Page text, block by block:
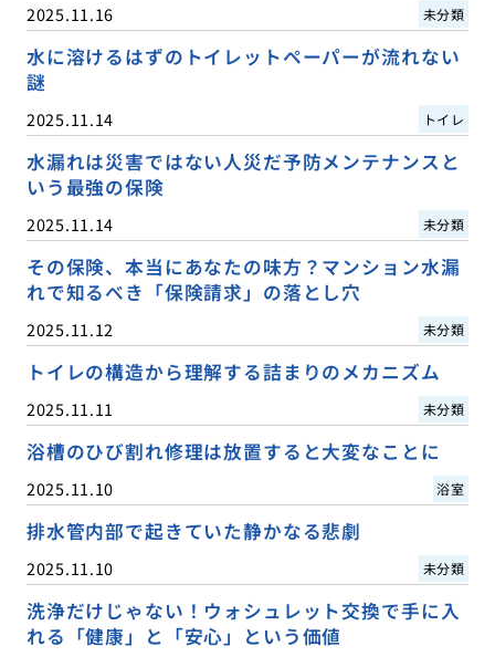
2025.11.16 未分類
水に溶けるはずのトイレットペーパーが流れない
謎
2025.11.14 トイレ
水漏れは災害ではない人災だ予防メンテナンスと
いう最強の保険
2025.11.14 未分類
その保険、本当にあなたの味方？マンション水漏
れで知るべき「保険請求」の落とし穴
2025.11.12 未分類
トイレの構造から理解する詰まりのメカニズム
2025.11.11 未分類
浴槽のひび割れ修理は放置すると大変なことに
2025.11.10 浴室
排水管内部で起きていた静かなる悲劇
2025.11.10 未分類
洗浄だけじゃない！ウォシュレット交換で手に入
れる「健康」と「安心」という価値